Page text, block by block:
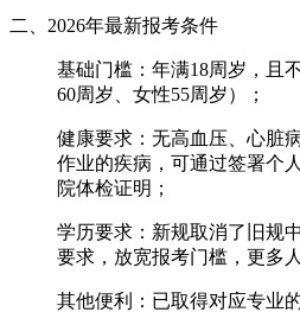
二、2026年最新报考条件
基础门槛：年满18周岁，且
60周岁、女性55周岁）；
健康要求：无高血压、心脏
作业的疾病，可通过签署个
院体检证明；
学历要求：新规取消了旧规
要求，放宽报考门槛，更多
其他便利：已取得对应专业